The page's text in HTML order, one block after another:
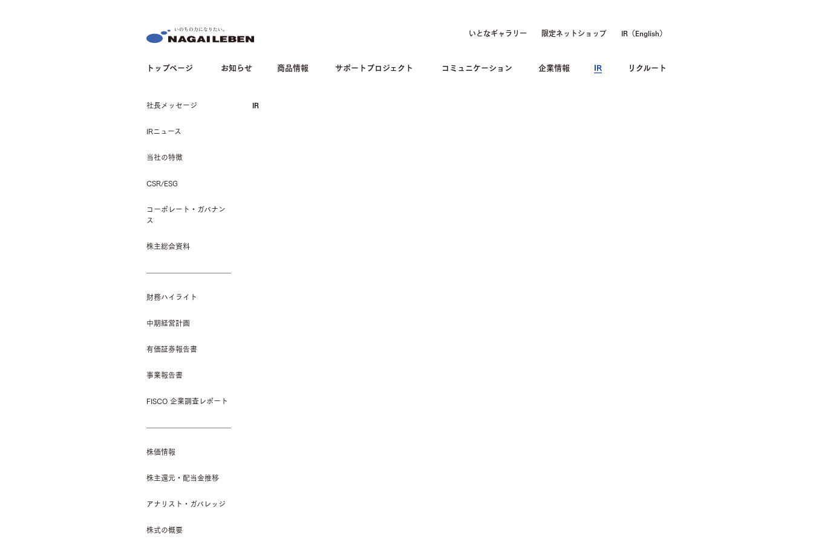
いとなギャラリー 限定ネットショップ IR（English）
トップページ お知らせ 商品情報 サポートプロジェクト コミュニケーション 企業情報 IR リクルート
社長メッセージ
IRニュース
当社の特徴
CSR/ESG
コーポレート・ガバナン
ス
株主総会資料
財務ハイライト
中期経営計画
有価証券報告書
事業報告書
FISCO 企業調査レポート
株価情報
株主還元・配当金推移
アナリスト・ガバレッジ
株式の概要
IR